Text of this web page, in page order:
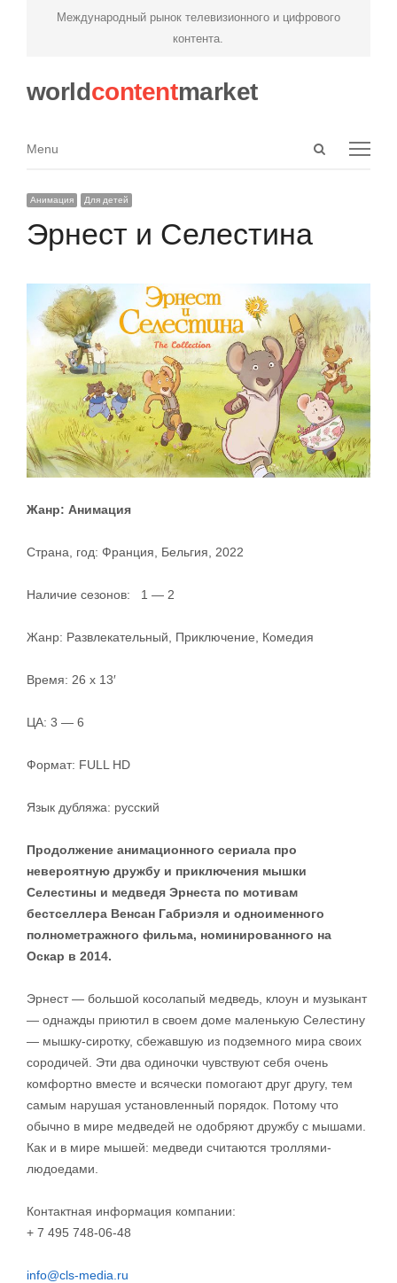
Международный рынок телевизионного и цифрового
контента.
worldcontentmarket
Open
Menu
Menu
Анимация Для детей
Эрнест и Селестина
Жанр: Анимация
Страна, год: Франция, Бельгия, 2022
Наличие сезонов: 1 — 2
Жанр: Развлекательный, Приключение, Комедия
Время: 26 x 13′
ЦА: 3 — 6
Формат: FULL HD
Язык дубляжа: русский
Продолжение анимационного сериала про
невероятную дружбу и приключения мышки
Селестины и медведя Эрнеста по мотивам
бестселлера Венсан Габриэля и одноименного
полнометражного фильма, номинированного на
Оскар в 2014.
Эрнест — большой косолапый медведь, клоун и музыкант
— однажды приютил в своем доме маленькую Селестину
— мышку-сиротку, сбежавшую из подземного мира своих
сородичей. Эти два одиночки чувствуют себя очень
комфортно вместе и всячески помогают друг другу, тем
самым нарушая установленный порядок. Потому что
обычно в мире медведей не одобряют дружбу с мышами.
Как и в мире мышей: медведи считаются троллями-
людоедами.
Контактная информация компании:
+ 7 495 748-06-48
info@cls-media.ru